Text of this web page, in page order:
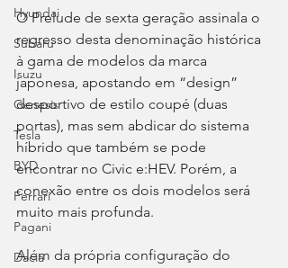
Hyundai
Subaru
Isuzu
Genesis
Tesla
BYD
Ferrari
Pagani
Dacia
O Prelude de sexta geração assinala o
regresso desta denominação histórica
à gama de modelos da marca
japonesa, apostando em “design”
desportivo de estilo coupé (duas
portas), mas sem abdicar do sistema
híbrido que também se pode
encontrar no Civic e:HEV. Porém, a
conexão entre os dois modelos será
muito mais profunda.
Além da própria configuração do